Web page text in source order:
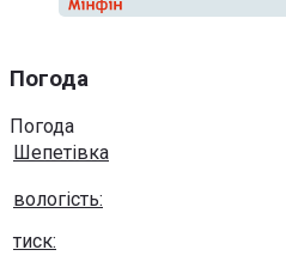
Погода
Погода
Шепетівка
вологість:
тиск: